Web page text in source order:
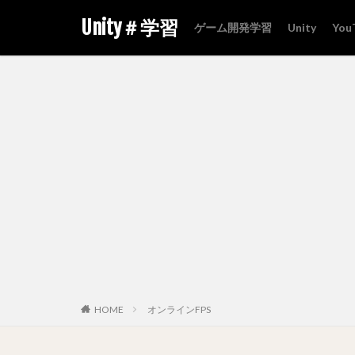
Unity＃学習 ゲーム開発学習 Unity
HOME オンラインFPS